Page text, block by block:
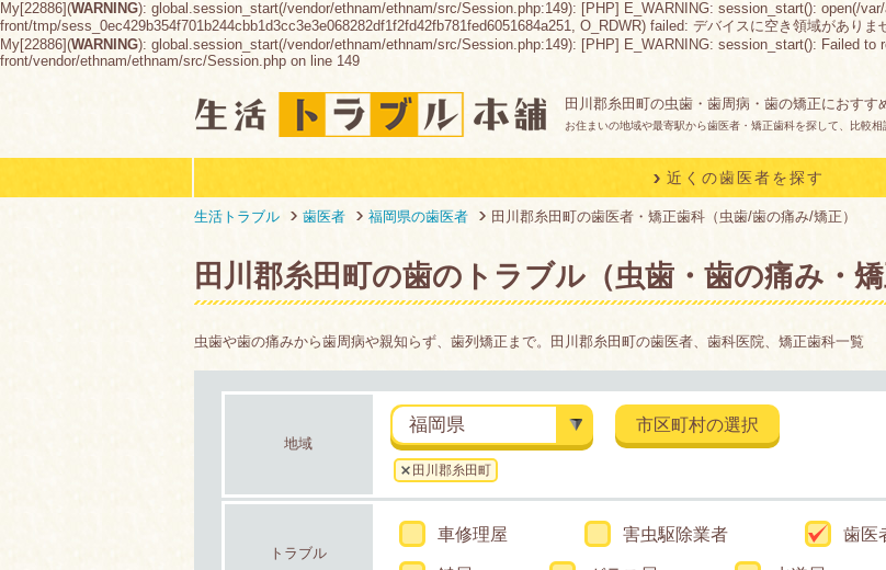
My[22886](WARNING): global.session_start(/vendor/ethnam/ethnam/src/Session.php:149): [PHP] E_WARNING: session_start(): open(/
front/tmp/sess_0ec429b354f701b244cbb1d3cc3e3e068282df1f2fd42fb781fed6051684a251, O_RDWR) failed: デバイスに空き領域があり
My[22886](WARNING): global.session_start(/vendor/ethnam/ethnam/src/Session.php:149): [PHP] E_WARNING: session_start(): Failed
front/vendor/ethnam/ethnam/src/Session.php on line 149
田川郡糸田町の虫歯・歯周病・歯の矯正におす
お住まいの地域や最寄駅から歯医者・矯正歯科を探して、比較相
近くの歯医者を探す
生活トラブル 歯医者 福岡県の歯医者 田川郡糸田町の歯医者・矯正歯科（虫歯/歯の痛み/矯正）
田川郡糸田町の歯のトラブル（虫歯・歯の痛み・矯
虫歯や歯の痛みから歯周病や親知らず、歯列矯正まで。田川郡糸田町の歯医者、歯科医院、矯正歯科一覧
地域
福岡県 市区町村の選択
田川郡糸田町
トラブル
車修理屋 害虫駆除業者 歯医